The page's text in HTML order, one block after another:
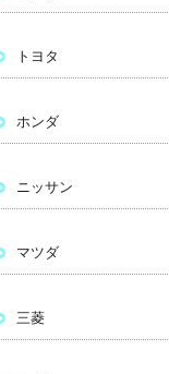
トヨタ
ホンダ
ニッサン
マツダ
三菱